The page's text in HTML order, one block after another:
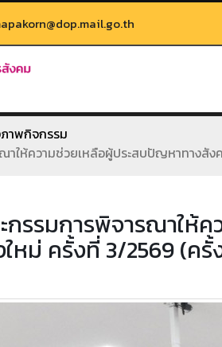
าพกิจกรรม
าให้ความช่วยเหลือผู้ประสบปัญหาทางสั
กรรมการพิจารณาให้
ใหม่ ครั้งที่ 3/2569 (ค